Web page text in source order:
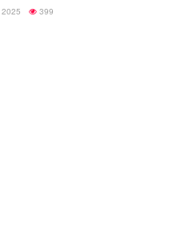
2025 399